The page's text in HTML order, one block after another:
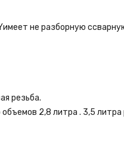
имеет не разборную
резьба.
2,8 литра . 3,5 литра